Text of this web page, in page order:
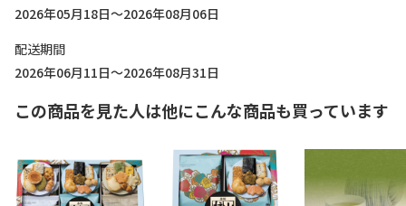
2026年05月18日～2026年08月06日
配送期間
2026年06月11日～2026年08月31日
この商品を見た人は他にこんな商品も買っています